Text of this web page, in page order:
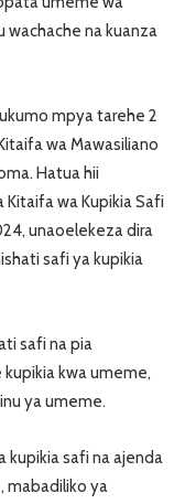
wachache na kuanza
mpya tarehe 2
wa Mawasiliano
Hatua hii
wa Kupikia Safi
unaoelekeza dira
safi ya kupikia
safi na pia
kwa umeme,
ya umeme.
kupikia safi na ajenda
mabadiliko ya